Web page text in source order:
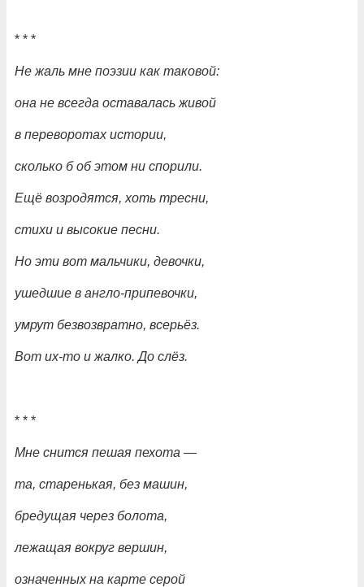
* * *
Не жаль мне поэзии как таковой:
она не всегда оставалась живой
в переворотах истории,
сколько б об этом ни спорили.
Ещё возродятся, хоть тресни,
стихи и высокие песни.
Но эти вот мальчики, девочки,
ушедшие в англо-припевочки,
умрут безвозвратно, всерьёз.
Вот их-то и жалко. До слёз.
* * *
Мне снится пешая пехота —
та, старенькая, без машин,
бредущая через болота,
лежащая вокруг вершин,
означенных на карте серой